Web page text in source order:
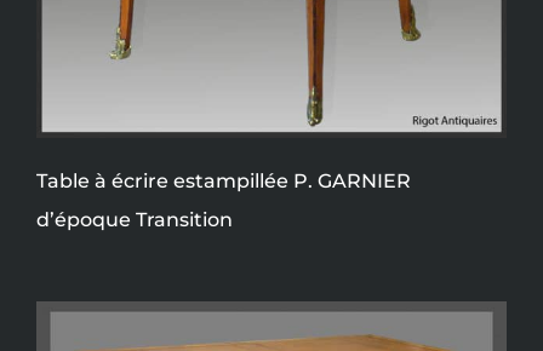
Table à écrire estampillée P. GARNIER
d’époque Transition